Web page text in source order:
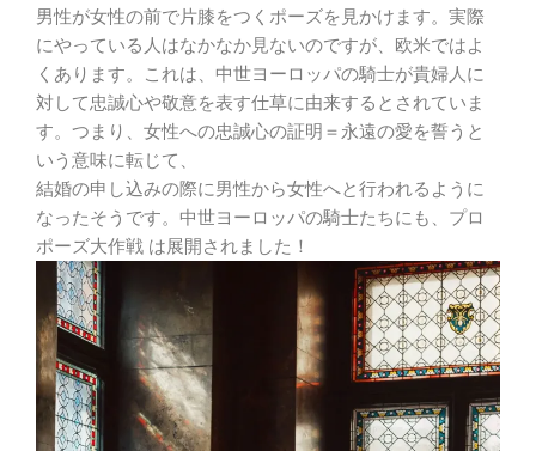
男性が女性の前で片膝をつくポーズを見かけます。実際
にやっている人はなかなか見ないのですが、欧米ではよ
くあります。これは、中世ヨーロッパの騎士が貴婦人に
対して忠誠心や敬意を表す仕草に由来するとされていま
す。つまり、女性への忠誠心の証明＝永遠の愛を誓うと
いう意味に転じて、
結婚の申し込みの際に男性から女性へと行われるように
なったそうです。中世ヨーロッパの騎士たちにも、プロ
ポーズ大作戦 は展開されました！